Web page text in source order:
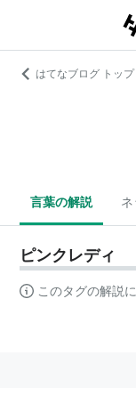
はてなブログ トップ
言葉の解説
ピンクレディ
このタグの解説